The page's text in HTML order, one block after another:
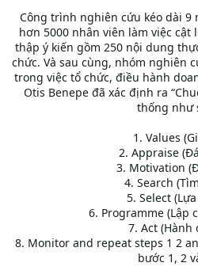
Công trình nghiên cứu kéo dài 9
hơn 5000 nhân viên làm việc
thập ý kiến gồm 250 nội dung
chức. Và sau cùng, nhóm nghiên
trong việc tổ chức, điều hành
Otis Benepe đã xác định ra
thống như
1. Values
2. Appraise
3. Motivation
4. Search
5. Select
6. Programme (Lập
7. Act (Hành
8. Monitor and repeat steps 1 2
bước 1, 2